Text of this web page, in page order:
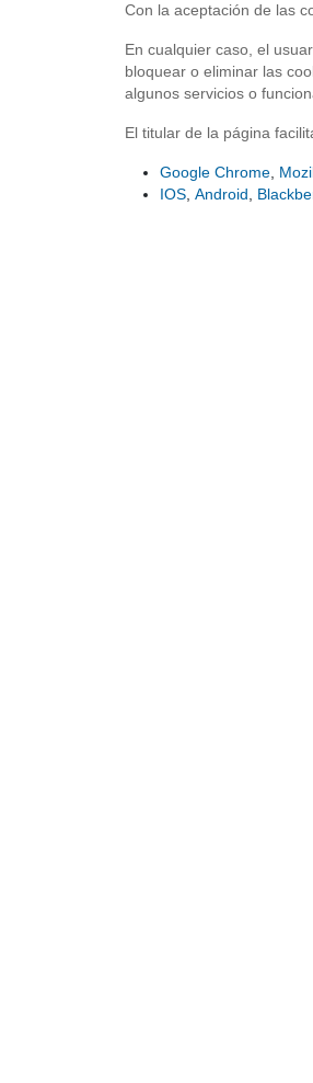
Con la aceptación de las
En cualquier caso, el
bloquear o eliminar las
algunos servicios o
El titular de la página
Google Chrome
IOS Android